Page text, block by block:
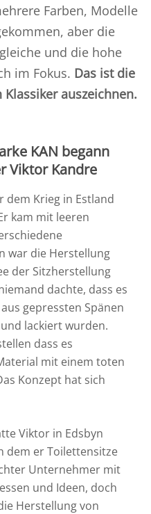
Farben, Modelle
aber die
und die hohe
im Fokus. Das ist die
auszeichnen.
KAN begann
Viktor Kandre
dem Krieg in Estland
kam mit leeren
war die Herstellung
der Sitzherstellung
dachte, dass es
gepressten Spänen
lackiert wurden.
dass es
mit einem toten
Konzept hat sich
Viktor in Edsbyn
dem er Toilettensitze
Unternehmer mit
und Ideen, doch
Herstellung von